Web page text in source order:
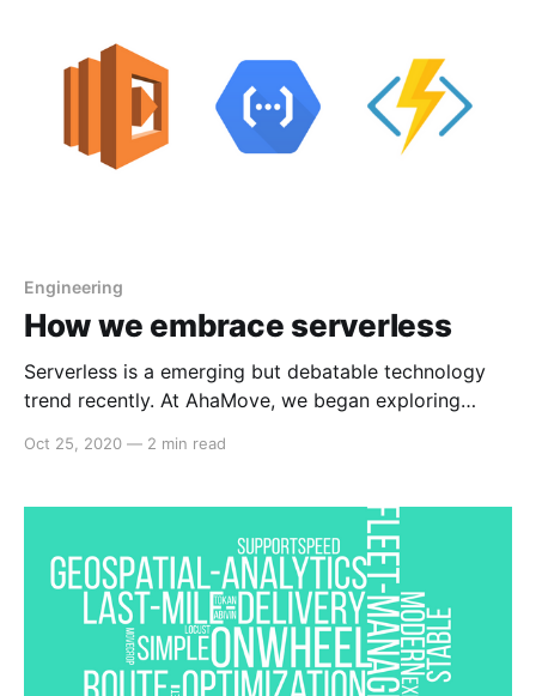
Engineering
How we embrace serverless
Serverless is a emerging but debatable technology
trend recently. At AhaMove, we began exploring
quickly failed in love with this devops-free
pros and cons before). Keep digging into this fashion
by exploring new fittable
Oct 25, 2020 — 2 min read